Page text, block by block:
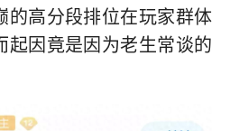
的高分段排位在玩家群体
起因竟是因为老生常谈的